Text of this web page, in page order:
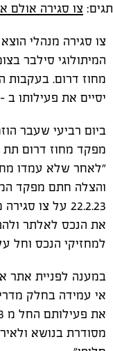
תגים: צו סגירה אולם
צו סגירה מנהלי
המיתולוגי סילבר
מחוז דרום. בעקבות
יסיים את פעילותו ב -1.3.23, יום רביעי הבא.
ביום רביעי שעבר
מפקד מחוז דרום תת
"לאחר שלא עמדו
והצלה חתם מפקד
22.2.23 על צו
את הנכס לאלתר
למחזיקי הנכס וחל
במענה לפניית אתר
אי עמידה בחלק
מסודרת בנושא